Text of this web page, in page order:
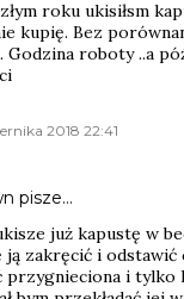
roku ukisiłsm
kupię. Bez
Godzina roboty ..a
2018 22:41
pisze…
już kapustę w
zakręcić i odstawić
przygnieciona i